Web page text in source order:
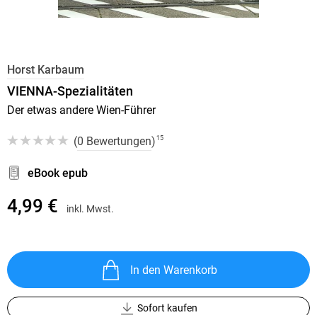
Horst Karbaum
VIENNA-Spezialitäten
Der etwas andere Wien-Führer
(0 Bewertungen) 15
eBook epub
4,99 € inkl. Mwst.
In den Warenkorb
Sofort kaufen